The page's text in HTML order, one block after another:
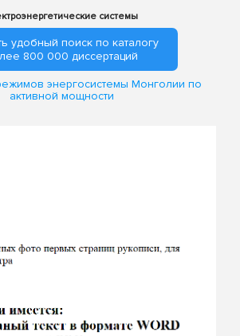
системы
удобный поиск по каталогу
800 000 диссертаций
энергосистемы Монголии по
активной мощности